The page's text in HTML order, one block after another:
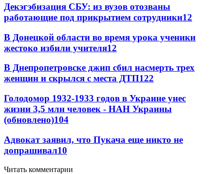
Декэгэбизация СБУ: из вузов отозваны
работающие под прикрытием сотрудники12
В Донецкой области во время урока ученики
жестоко избили учителя12
В Днепропетровске джип сбил насмерть трех
женщин и скрылся с места ДТП122
Голодомор 1932-1933 годов в Украине унес
жизни 3,5 млн человек - НАН Украины
(обновлено)104
Адвокат заявил, что Пукача еще никто не
допрашивал10
Читать комментарии